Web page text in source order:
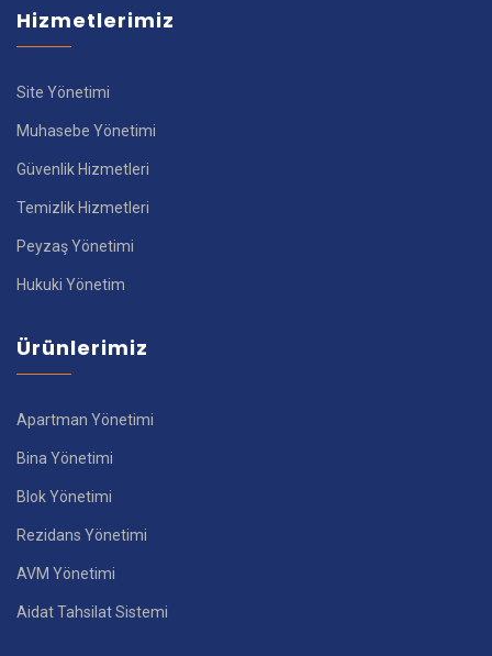
Hizmetlerimiz
Site Yönetimi
Muhasebe Yönetimi
Güvenlik Hizmetleri
Temizlik Hizmetleri
Peyzaş Yönetimi
Hukuki Yönetim
Ürünlerimiz
Apartman Yönetimi
Bina Yönetimi
Blok Yönetimi
Rezidans Yönetimi
AVM Yönetimi
Aidat Tahsilat Sistemi